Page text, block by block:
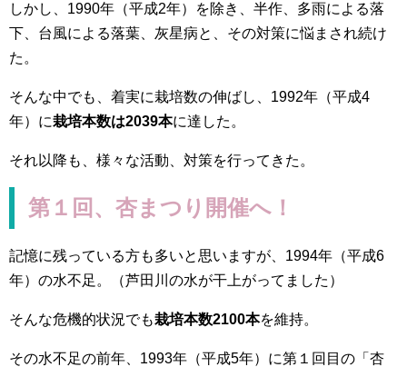
しかし、1990年（平成2年）を除き、半作、多雨による落
下、台風による落葉、灰星病と、その対策に悩まされ続け
た。
そんな中でも、着実に栽培数の伸ばし、1992年（平成4
年）に栽培本数は2039本に達した。
それ以降も、様々な活動、対策を行ってきた。
第１回、杏まつり開催へ！
記憶に残っている方も多いと思いますが、1994年（平成6
年）の水不足。（芦田川の水が干上がってました）
そんな危機的状況でも栽培本数2100本を維持。
その水不足の前年、1993年（平成5年）に第１回目の「杏